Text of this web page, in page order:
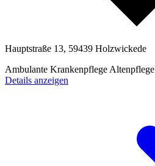
Hauptstraße 13, 59439 Holzwickede
Ambulante Krankenpflege Altenpflege
Details anzeigen